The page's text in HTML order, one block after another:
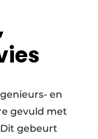
en
gevuld met
gebeurt